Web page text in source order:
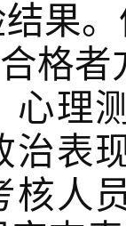
果
格者
心理
治表
核人